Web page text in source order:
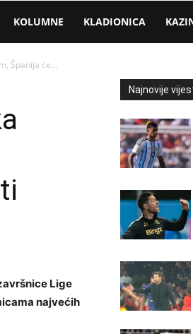
KOLUMNE KLADIONICA
Španija će...
Lige
najvećih
Najnovije